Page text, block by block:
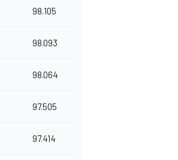
98.105
98.093
98.064
97.505
97.414